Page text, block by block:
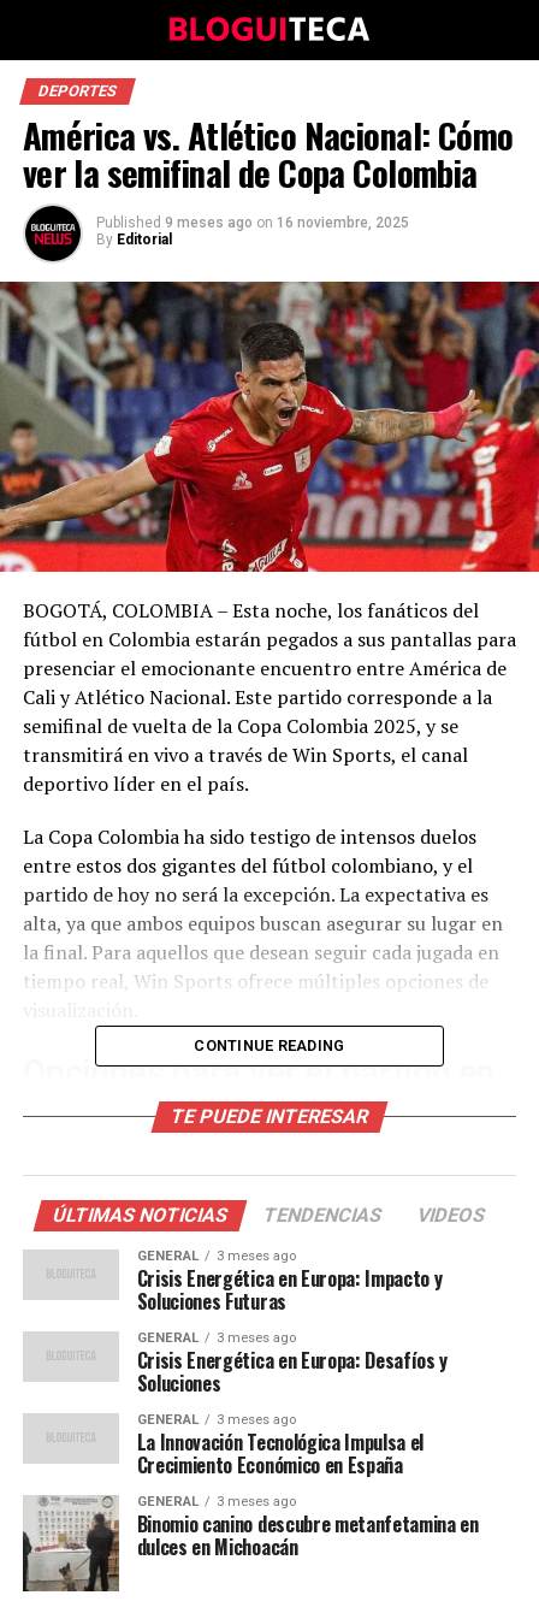
DEPORTES
América vs. Atlético Nacional: Cómo
ver la semifinal de Copa Colombia
Published 9 meses ago on 16 noviembre, 2025
By Editorial
BOGOTÁ, COLOMBIA – Esta noche, los fanáticos del
fútbol en Colombia estarán pegados a sus pantallas para
presenciar el emocionante encuentro entre América de
Cali y Atlético Nacional. Este partido corresponde a la
semifinal de vuelta de la Copa Colombia 2025, y se
transmitirá en vivo a través de Win Sports, el canal
deportivo líder en el país.
La Copa Colombia ha sido testigo de intensos duelos
entre estos dos gigantes del fútbol colombiano, y el
partido de hoy no será la excepción. La expectativa es
alta, ya que ambos equipos buscan asegurar su lugar en
la final. Para aquellos que desean seguir cada jugada en
tiempo real, Win Sports ofrece múltiples opciones de
Opciones para ver el partido en
vivo
Los aficionados tienen dos formas principales de
acceder a la transmisión en vivo de este crucial
enfrentamiento. La primera opción es a través de
televisión por cable. Win Sports está disponible en los
servicios de varios operadores, incluidos Claro TV,
Movistar TV, Tigo UNE, DIRECTV, ETB, HV Televisión,
Cable Éxito, EMCALI, Telecafé Satelital y otros
operadores regionales.
Para quienes prefieren la comodidad del streaming, la
aplicación Win+ es la solución perfecta. Disponible
tanto en dispositivos iOS como Android, esta app
permite a los usuarios ver el partido desde cualquier
lugar, siempre que tengan una conexión a Internet
estable.
CONTINUE READING
TE PUEDE INTERESAR
ÚLTIMAS NOTICIAS TENDENCIAS VIDEOS
GENERAL 3 meses ago
Crisis Energética en Europa: Impacto y
Soluciones Futuras
GENERAL 3 meses ago
Crisis Energética en Europa: Desafíos y
Soluciones
GENERAL 3 meses ago
La Innovación Tecnológica Impulsa el
Crecimiento Económico en España
GENERAL 3 meses ago
Binomio canino descubre metanfetamina en
dulces en Michoacán